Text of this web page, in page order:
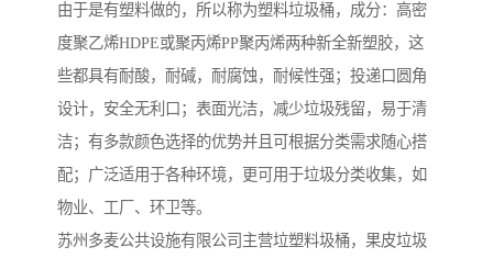
由于是有塑料做的，所以称为塑料垃圾桶，成分：高密
度聚乙烯HDPE或聚丙烯PP聚丙烯两种新全新塑胶，这
些都具有耐酸，耐碱，耐腐蚀，耐候性强；投递口圆角
设计，安全无利口；表面光洁，减少垃圾残留，易于清
洁；有多款颜色选择的优势并且可根据分类需求随心搭
配；广泛适用于各种环境，更可用于垃圾分类收集，如
物业、工厂、环卫等。
苏州多麦公共设施有限公司主营垃塑料圾桶，果皮垃圾